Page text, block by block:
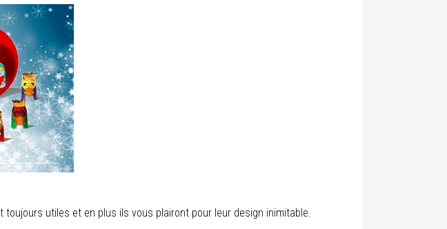
utiles et en plus ils vous plairont pour leur design inimitable.